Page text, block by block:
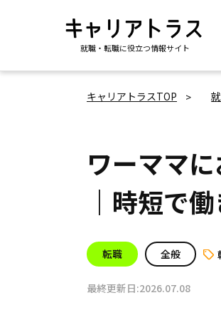
就職・転職に役立つ情報サイト
キャリアトラスTOP
ワーママ
｜時短で
転職 全般
最終更新日:2026.07.08